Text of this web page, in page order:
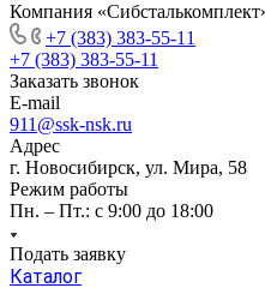
Компания
+7 (383) 383-55-11
+7 (383) 383-55-11
Заказать звонок
E-mail
911@ssk-nsk.ru
Адрес
г. Новосибирск, ул. Мира, 58
Режим работы
Пн. – Пт.: с 9:00 до 18:00
Подать заявку
Каталог